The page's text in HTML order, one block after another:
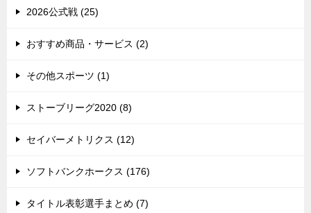
2026公式戦 (25)
おすすめ商品・サービス (2)
その他スポーツ (1)
ストーブリーグ2020 (8)
セイバーメトリクス (12)
ソフトバンクホークス (176)
タイトル表彰選手まとめ (7)